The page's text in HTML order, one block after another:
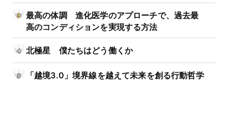
最高の体調 進化医学のアプローチで、過去最
高のコンディションを実現する方法
北極星 僕たちはどう働くか
「越境3.0」境界線を越えて未来を創る行動哲学